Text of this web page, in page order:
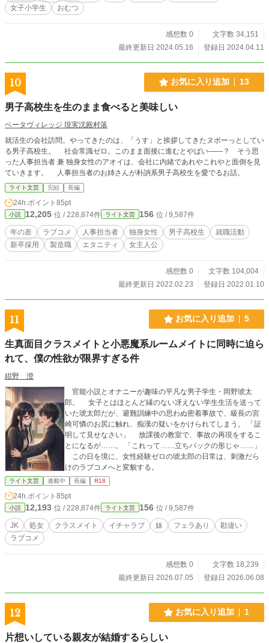
女子小学生
おむつ
感想数 0
文字数 34,151
最終更新日 2024.05.16
登録日 2024.04.11
10 お気に入り追加 13
男子高校生を生のまま食べると美味しい
ベータヴィレッジ 現実沈殿村落
就活生の会社訪問。やってきたのは、「うす」と挨拶してきたヌボーっとしてい
る男子高校生。 社会常識ゼロ。このまま面接に進むとやばい――？ そう思
った人事担当者 兼 独身女性のアオイは、会社に内緒であれやこれやと面倒を見
ていきます。 人事担当者のお姉さんが朴訥系男子高校生を愛でるお話。
ライト文芸 完結 長編
24h.ポイント 85pt
小説 12,205 位 / 228,874件 ライト文芸 156 位 / 9,587件
年の差 ラブコメ 人事担当者 独身女性 男子高校生
就職活動
新卒採用
製造職 エタニティ 女主人公
感想数 0
文字数 104,004
最終更新日 2022.02.23
登録日 2022.01.10
11 お気に入り追加 5
生真面目クラスメイトと小悪魔系ルームメイトに同時に迫ら
れて、僕の性欲が限界すぎる件
紺野 澄
官能小説とオナニーが趣味の平凡な男子学生・岡野琥太
郎。 女子とはほとんど縁のない冴えない学生生活を送って
いた琥太郎だが、避難訓練中の思わぬ密着事故で、級長の宮
崎可憐のお尻に触れ、痴漢の疑いをかけられてしまう。 「証
明して見せなさい」 放課後の教室で、事故の再現をするこ
とになるが……。 「これって……立ちバックの形じゃ……」
この日を境に、女性経験ゼロの琥太郎の日常は、刺激だら
けのラブコメへと変貌する。
ライト文芸 連載中 長編 R18
24h.ポイント 85pt
小説 12,193 位 / 228,874件 ライト文芸 156 位 / 9,587件
JK 処女 クラスメイト イチャラブ 妹 フェラあり
勘違い
ラブコメ
感想数 0
文字数 18,239
最終更新日 2026.07.05
登録日 2026.06.08
12 お気に入り追加 1
片想いしている親友が結婚するらしい